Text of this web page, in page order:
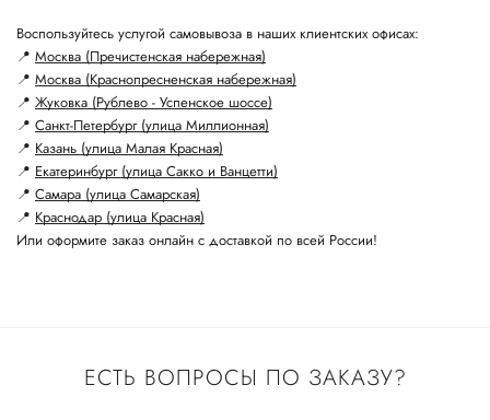
Воспользуйтесь услугой самовывоза в наших клиентских офисах:
📍 Москва (Пречистенская набережная)
📍 Москва (Краснопресненская набережная)
📍 Жуковка (Рублево - Успенское шоссе)
📍 Санкт-Петербург (улица Миллионная)
📍 Казань (улица Малая Красная)
📍 Екатеринбург (улица Сакко и Ванцетти)
📍 Самара (улица Самарская)
📍 Краснодар (улица Красная)
Или оформите заказ онлайн с доставкой по всей России!
ЕСТЬ ВОПРОСЫ ПО ЗАКАЗУ?